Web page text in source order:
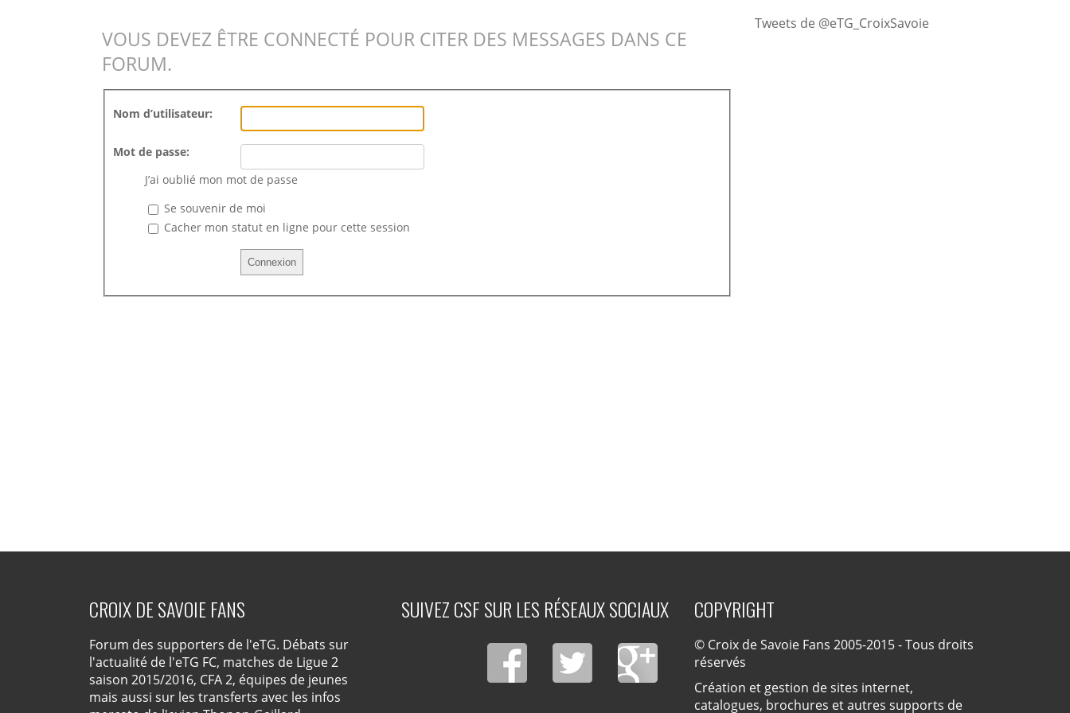
VOUS DEVEZ ÊTRE CONNECTÉ POUR CITER DES MESSAGES DANS CE
FORUM.
Nom d’utilisateur:
Mot de passe:
J’ai oublié mon mot de passe
Se souvenir de moi
Cacher mon statut en ligne pour cette session
Tweets de @eTG_CroixSavoie
CROIX DE SAVOIE FANS
Forum des supporters de l'eTG. Débats sur
l'actualité de l'eTG FC, matches de Ligue 2
saison 2015/2016, CFA 2, équipes de jeunes
mais aussi sur les transferts avec les infos
SUIVEZ CSF SUR LES RÉSEAUX SOCIAUX COPYRIGHT
© Croix de Savoie Fans 2005-2015 - Tous droits
réservés
Création et gestion de sites internet,
catalogues, brochures et autres supports de